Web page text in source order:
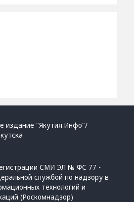
издание "Якутия.Инфо"/
СМИ ЭЛ № ФС 77 -
службой по надзору в
технологий и
(Роскомнадзор)